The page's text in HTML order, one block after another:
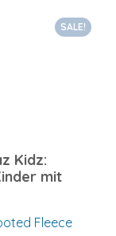
SALE!
Kidz:
mit